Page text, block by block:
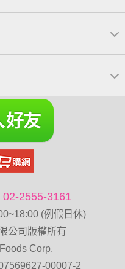
萬歲牌 南瓜籽
包) 總匯點心包
角飯糰 萬歲牌 米果
果飲 Diy飯糰
海苔細 蔓越梅
菜
味綜合果 魚 無加糖
飯卷專用海苔
匯點心 綜合
02-2555-3161
(例假日休)
公司版權所有
Corp.
00007-2